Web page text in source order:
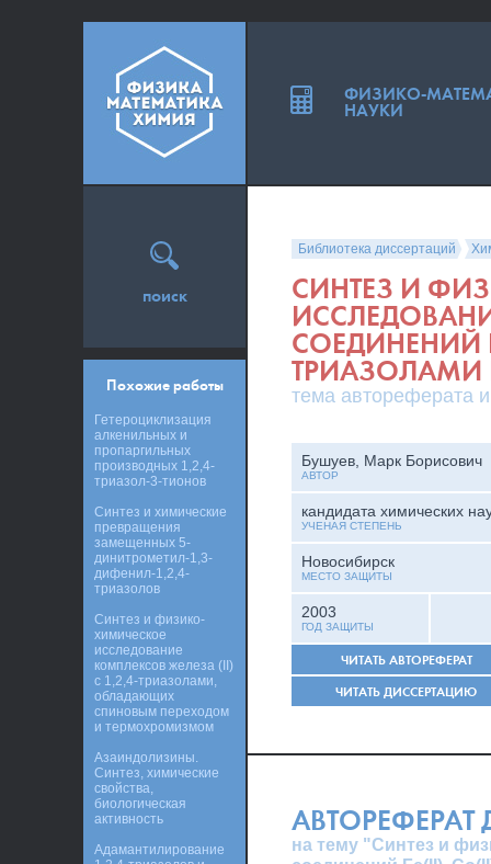
Библиотека диссертаций
СИНТЕЗ И
СОЕДИНЕНИЙ
ТРИАЗОЛАМИ
тема автореферата
Бушуев, Марк Борисович
АВТОР
кандидата химических
УЧЕНАЯ СТЕПЕНЬ
Новосибирск
МЕСТО ЗАЩИТЫ
2003
ГОД ЗАЩИТЫ
ЧИТАТЬ АВТОРЕФЕРАТ
ЧИТАТЬ ДИССЕРТАЦИЮ
АВТОРЕФЕРАТ
на тему "Синтез и
поиск
Похожие работы
Гетероциклизация
алкенильных и
пропаргильных
производных 1,2,4-
триазол-3-тионов
Синтез и химические
превращения
замещенных 5-
динитрометил-1,3-
дифенил-1,2,4-
триазолов
Синтез и физико-
химическое
исследование
комплексов железа (II)
с 1,2,4-триазолами,
обладающих
спиновым переходом
и термохромизмом
Азаиндолизины.
Синтез, химические
свойства,
биологическая
активность
Адамантилирование
ФИЗИКО-
НАУКИ